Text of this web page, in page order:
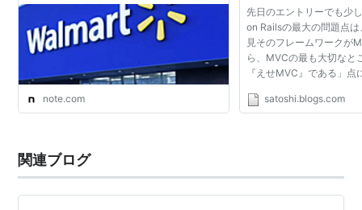
note.com
先日のエントリーでも少
on Railsの最大の問題点
見そのフレームワークが
ら、MVCの最も大切なと
『えせMVC』である」点
かを根底の部分でちゃん
satoshi.blogs.com
関連ブログ